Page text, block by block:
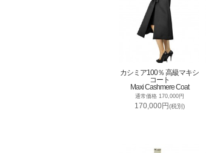
カシミア100％ 高級マキシ
コート
Maxi Cashmere Coat
通常価格 170,000円
170,000円(税別)